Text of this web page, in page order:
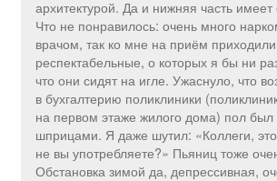
архитектурой. Да и нижняя часть имеет
Что не понравилось: очень много
врачом, так ко мне на приём
респектабельные, о которых я бы ни
что они сидят на игле. Ужаснуло, что
в бухгалтерию поликлиники
на первом этаже жилого дома) пол был
шприцами. Я даже шутил: «Коллеги, это
не вы употребляете?» Пьяниц тоже
Обстановка зимой да, депрессивная,